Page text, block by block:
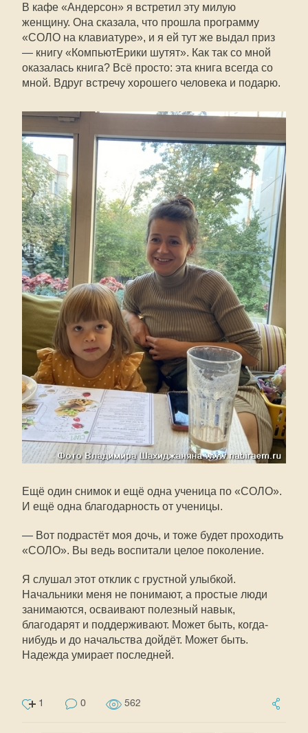
В кафе «Андерсон» я встретил эту милую
женщину. Она сказала, что прошла программу
«СОЛО на клавиатуре», и я ей тут же выдал приз
— книгу «КомпьютЕрики шутят». Как так со мной
оказалась книга? Всё просто: эта книга всегда со
мной. Вдруг встречу хорошего человека и подарю.
Ещё один снимок и ещё одна ученица по «СОЛО».
И ещё одна благодарность от ученицы.
— Вот подрастёт моя дочь, и тоже будет проходить
«СОЛО». Вы ведь воспитали целое поколение.
Я слушал этот отклик с грустной улыбкой.
Начальники меня не понимают, а простые люди
занимаются, осваивают полезный навык,
благодарят и поддерживают. Может быть, когда-
нибудь и до начальства дойдёт. Может быть.
Надежда умирает последней.
1 0 562